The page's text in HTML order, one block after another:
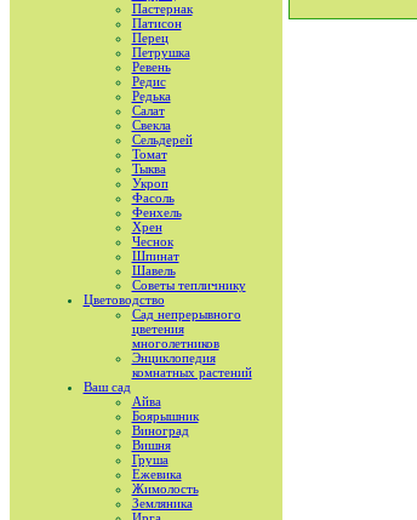
Пастернак
Патисон
Перец
Петрушка
Ревень
Редис
Редька
Салат
Свекла
Сельдерей
Томат
Тыква
Укроп
Фасоль
Фенхель
Хрен
Чеснок
Шпинат
Шавель
Советы тепличнику
Цветоводство
Сад непрерывного
цветения
многолетников
Энциклопедия
комнатных растений
Ваш сад
Айва
Боярышник
Виноград
Вишня
Груша
Ежевика
Жимолость
Земляника